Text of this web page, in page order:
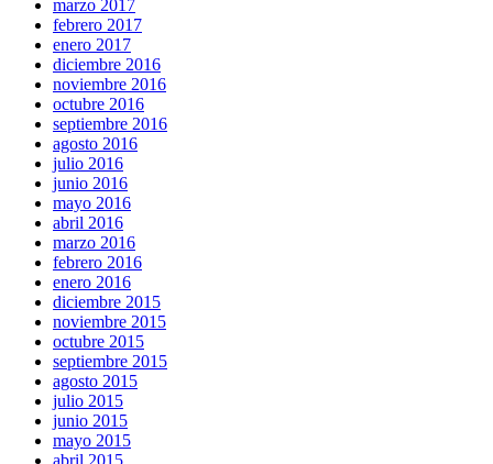
marzo 2017
febrero 2017
enero 2017
diciembre 2016
noviembre 2016
octubre 2016
septiembre 2016
agosto 2016
julio 2016
junio 2016
mayo 2016
abril 2016
marzo 2016
febrero 2016
enero 2016
diciembre 2015
noviembre 2015
octubre 2015
septiembre 2015
agosto 2015
julio 2015
junio 2015
mayo 2015
abril 2015